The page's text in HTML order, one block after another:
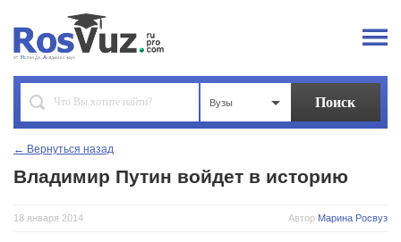
Вузы
← Вернуться назад
Владимир Путин войдет в историю
18 января 2014 Автор Марина Росвуз